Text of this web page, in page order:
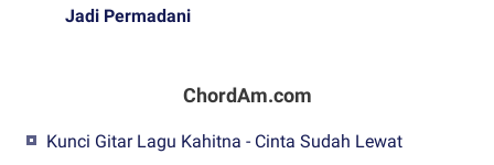
Jadi Permadani
ChordAm.com
Kunci Gitar Lagu Kahitna - Cinta Sudah Lewat